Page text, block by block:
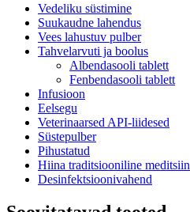
Vedeliku süstimine
Suukaudne lahendus
Vees lahustuv pulber
Tahvelarvuti ja boolus
Albendasooli tablett
Fenbendasooli tablett
Infusioon
Eelsegu
Veterinaarsed API-liidesed
Süstepulber
Pihustatud
Hiina traditsiooniline meditsiin
Desinfektsioonivahend